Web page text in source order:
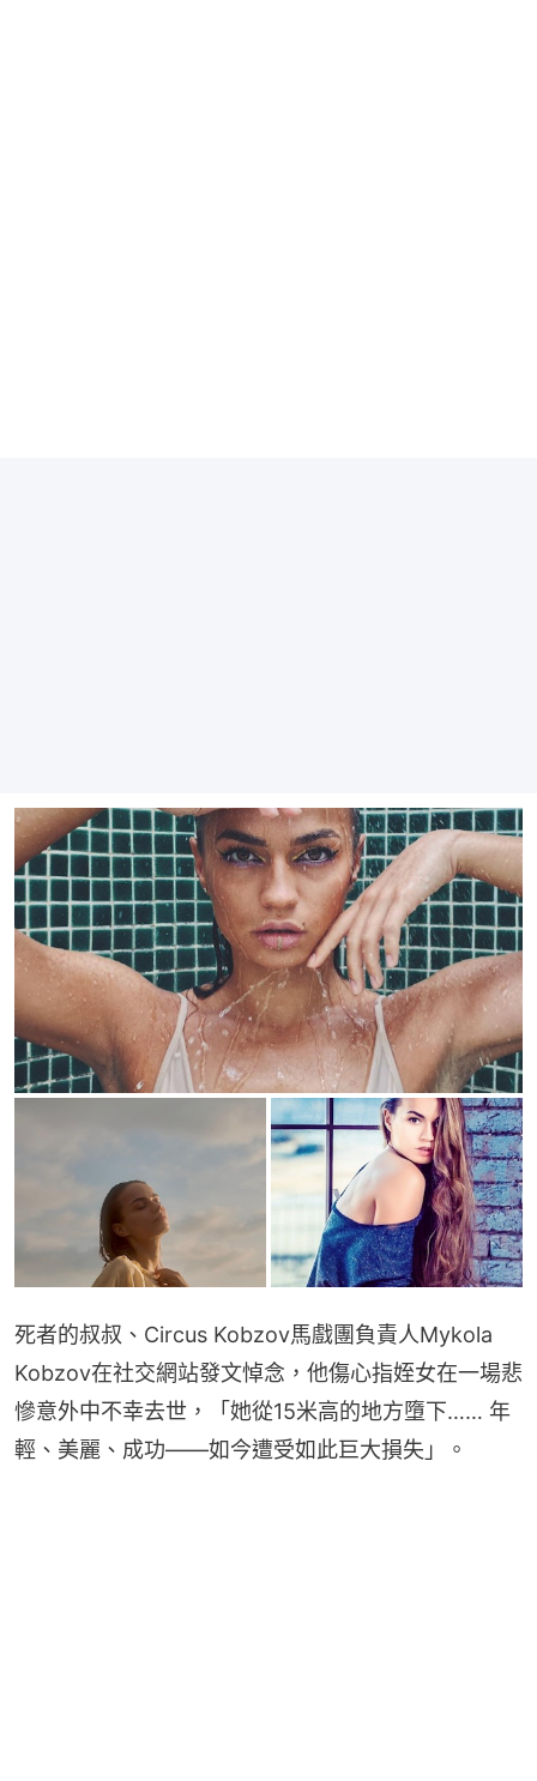
死者的叔叔、Circus Kobzov馬戲團負責人Mykola
Kobzov在社交網站發文悼念，他傷心指姪女在一場悲
慘意外中不幸去世，「她從15米高的地方墮下…… 年
輕、美麗、成功——如今遭受如此巨大損失」。